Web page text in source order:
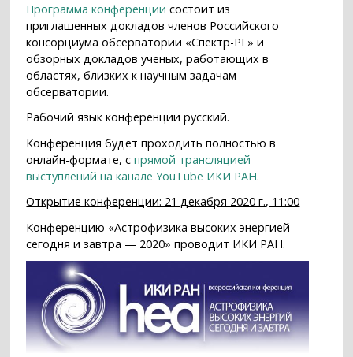
Программа конференции состоит из
приглашенных докладов членов Российского
консорциума обсерватории «Спектр-РГ» и
обзорных докладов ученых, работающих в
областях, близких к научным задачам
обсерватории.
Рабочий язык конференции русский.
Конференция будет проходить полностью в
онлайн-формате, спрямой трансляцией
выступлений на канале YouTube ИКИ РАН.
Открытие конференции: 21 декабря 2020 г., 11:00
Конференцию «Астрофизика высоких энергией
сегодня и завтра — 2020» проводит ИКИ РАН.